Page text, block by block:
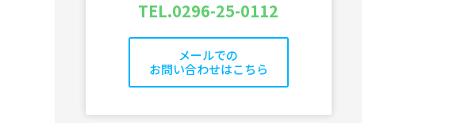
TEL.0296-25-0112
メールでの
お問い合わせはこちら